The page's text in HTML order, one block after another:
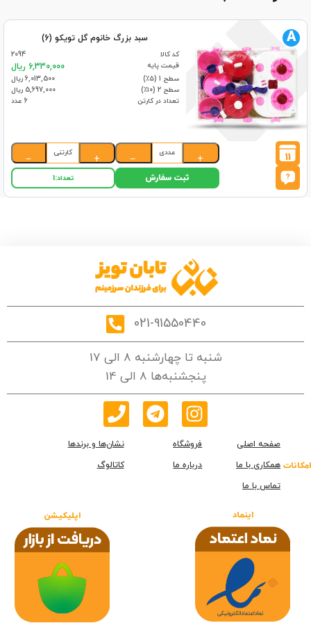
سبد بزرگ خانوم گل تویکو (6)
کد کالا
2094
قیمت پایه
6,330,000 ریال
سطح 1 (۵٪)
6,013,500 ریال
سطح 2 (۱۰٪)
5,697,000 ریال
تعداد در کارتن
6 عدد
11
A
+
عددی
−
+
کارتنی
−
ثبت سفارش تعداد:1
021-91550440
شنبه تا چهارشنبه 8 الی 17
پنجشنبه‌ها 8 الی 14
امکانات
صفحه اصلی فروشگاه
نشان‌ها و برندها
همکاری با ما
درباره ما
کاتالوگ
تماس با ما
اینماد اپلیکیشن